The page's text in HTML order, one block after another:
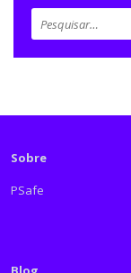
Sobre
PSafe